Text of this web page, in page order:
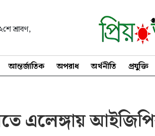
শ্রাবণ,
আন্তর্জাতিক অপরাধ অর্থনীতি প্রযুক্তি
এলেঙ্গায়